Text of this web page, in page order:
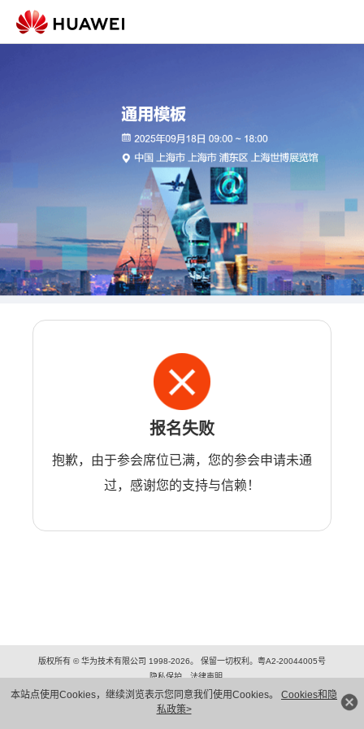
本站点使用Cookies，继续浏览表示您同意我们使用Cookies。 Cookies和隐
私政策>
报名失败
抱歉，由于参会席位已满，您的参会申请未通
过，感谢您的支持与信赖！
版权所有 © 华为技术有限公司 1998-2026。 保留一切权利。粤A2-20044005号
隐私保护
法律声明